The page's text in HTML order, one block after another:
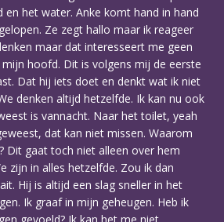
en het water. Anke komt hand in hand
Ze zegt hallo maar ik reageer
maar dat interesseert me geen
hoofd. Dit is volgens mij de eerste
Dat hij iets doet en denkt wat ik niet
denken altijd hetzelfde. Ik kan nu ook
is vannacht. Naar het toilet, yeah
dat kan niet missen. Waarom
Dit gaat toch niet alleen over hem
zijn in alles hetzelfde. Zou ik dan
Hij is altijd een slag sneller in het
Ik graaf in mijn geheugen. Heb ik